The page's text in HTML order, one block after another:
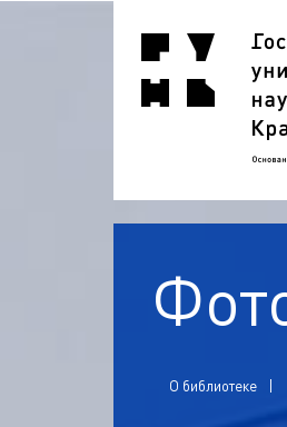
О библиотеке